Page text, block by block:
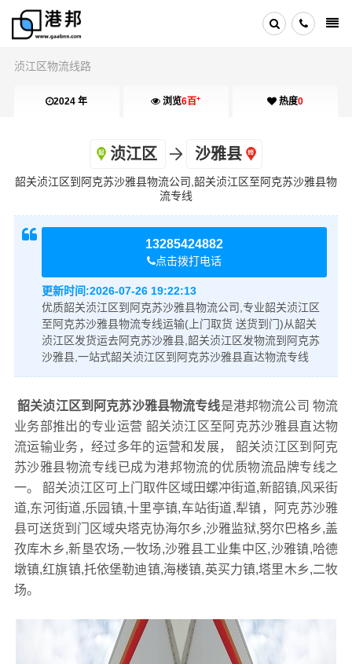
浈江区物流线路
2024 年 浏览6百+ 热度0
浈江区 沙雅县
韶关浈江区到阿克苏沙雅县物流公司,韶关浈江区至阿克苏沙雅县物
流专线
13285424882
点击拨打电话
更新时间:2026-07-26 19:22:13
优质韶关浈江区到阿克苏沙雅县物流公司,专业韶关浈江区
至阿克苏沙雅县物流专线运输(上门取货 送货到门)从韶关
浈江区发货运去阿克苏沙雅县,韶关浈江区发物流到阿克苏
沙雅县,一站式韶关浈江区到阿克苏沙雅县直达物流专线
韶关浈江区到阿克苏沙雅县物流专线是港邦物流公司 物流
业务部推出的专业运营 韶关浈江区至阿克苏沙雅县直达物
流运输业务，经过多年的运营和发展， 韶关浈江区到阿克
苏沙雅县物流专线已成为港邦物流的优质物流品牌专线之
一。 韶关浈江区可上门取件区域田螺冲街道,新韶镇,风采街
道,东河街道,乐园镇,十里亭镇,车站街道,犁镇，阿克苏沙雅
县可送货到门区域央塔克协海尔乡,沙雅监狱,努尔巴格乡,盖
孜库木乡,新垦农场,一牧场,沙雅县工业集中区,沙雅镇,哈德
墩镇,红旗镇,托依堡勒迪镇,海楼镇,英买力镇,塔里木乡,二牧
场。